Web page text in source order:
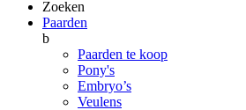
Zoeken
Paarden
b
Paarden te koop
Pony's
Embryo’s
Veulens